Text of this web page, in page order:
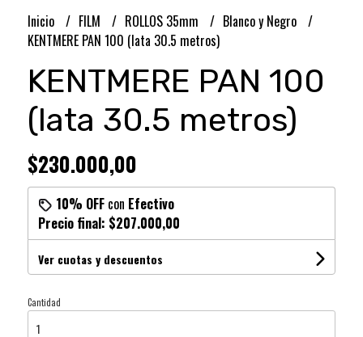
Inicio FILM ROLLOS 35mm
Blanco y Negro
KENTMERE PAN 100 (lata 30.5 metros)
KENTMERE PAN 100
(lata 30.5 metros)
$230.000,00
10% OFFcon Efectivo
Precio final: $207.000,00
Ver cuotas y descuentos
Cantidad